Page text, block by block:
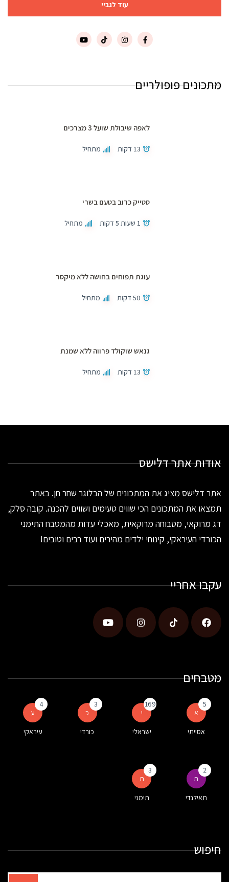
עוד לגביי
מתכונים פופולריים
לאפה שיבולת שועל 3 מצרכים
13 דקות מתחיל
סטייק כרוב בטעם בשרי
1 שעות 5 דקות מתחיל
עוגת תפוחים בחושה ללא מיקסר
50 דקות מתחיל
גנאש שוקולד פרווה ללא שמנת
13 דקות מתחיל
אודות אתר דלישס
אתר דלישס מציג את המתכונים של הבלוגר שחר חן. באתר
תמצאו את המתכונים הכי שווים טעימים ושווים להכנה. קובה סלק,
דג מרוקאי, מטבוחה מרוקאית, מאכלי עדות מהמטבח התימני
הכורדי העיראקי, קינוחי ילדים מהירים ועוד רבים וטובים!
עקבו אחריי
מטבחים
א
5
אסייתי
י
169
ישראלי
כ
3
כורדי
ע
4
עיראקי
ת
2
תאילנדי
ת
3
תימני
חיפוש